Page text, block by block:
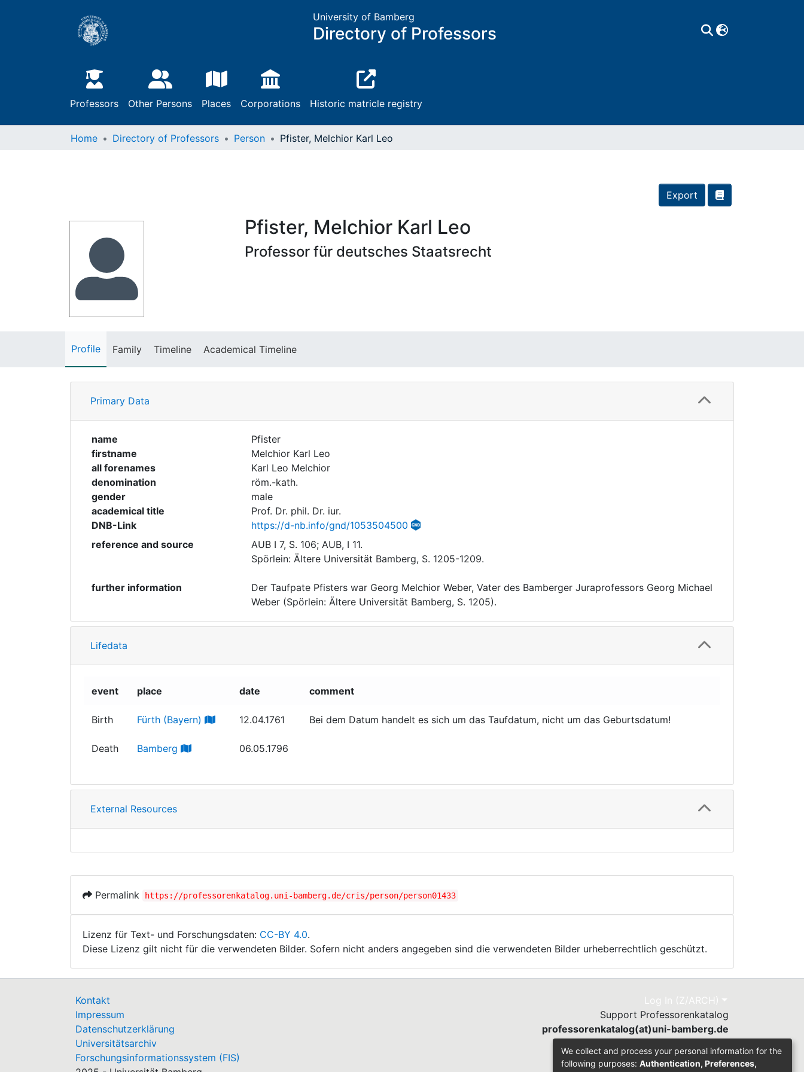
University of Bamberg
Directory of Professors
Professors Other Persons Places Corporations Historic matricle registry
Home Directory of Professors Person Pfister, Melchior Karl Leo
Export
Pfister, Melchior Karl Leo
Professor für deutsches Staatsrecht
Profile Family Timeline Academical Timeline
Primary Data
name
Pfister
firstname
Melchior Karl Leo
all forenames
Karl Leo Melchior
denomination
röm.-kath.
gender
male
academical title
Prof. Dr. phil. Dr. iur.
DNB-Link
https://d-nb.info/gnd/1053504500
reference and source
AUB I 7, S. 106; AUB, I 11.
Spörlein: Ältere Universität Bamberg, S. 1205-1209.
further information
Der Taufpate Pfisters war Georg Melchior Weber, Vater des Bamberger Juraprofessors Georg Michael
Weber (Spörlein: Ältere Universität Bamberg, S. 1205).
Lifedata
event place date comment
Birth Fürth (Bayern) 12.04.1761 Bei dem Datum handelt es sich um das Taufdatum, nicht um das Geburtsdatum!
Death Bamberg 06.05.1796
External Resources
Permalink https://professorenkatalog.uni-bamberg.de/cris/person/person01433
Lizenz für Text- und Forschungsdaten: CC-BY 4.0.
Diese Lizenz gilt nicht für die verwendeten Bilder. Sofern nicht anders angegeben sind die verwendeten Bilder urheberrechtlich geschützt.
Kontakt
Impressum
Datenschutzerklärung
Universitätsarchiv
Forschungsinformationssystem (FIS)
Log In (Z/ARCH)
Support Professorenkatalog
professorenkatalog(at)uni-bamberg.de
We collect and process your personal information for the
following purposes: Authentication, Preferences,